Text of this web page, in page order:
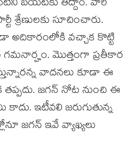
బయటకు తీద్దాం. వారి
శ్రేణులకు సూచించారు.
అదికారంలోకి వచ్చాక కొట్టి
మొత్తంగా ప్రతీకార
వాదనలు కూడా ఈ
జగన్ నోట నుంచి ఈ
ఇటీవలి జరుగుతున్న
జగన్ ఇవే వ్యాఖ్యలు